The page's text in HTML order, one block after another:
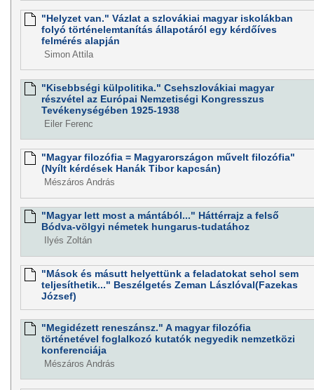
"Helyzet van." Vázlat a szlovákiai magyar iskolákban
folyó történelemtanítás állapotáról egy kérdőíves
felmérés alapján
Simon Attila
"Kisebbségi külpolitika." Csehszlovákiai magyar
részvétel az Európai Nemzetiségi Kongresszus
Tevékenységében 1925-1938
Eiler Ferenc
"Magyar filozófia = Magyarországon művelt filozófia"
(Nyílt kérdések Hanák Tibor kapcsán)
Mészáros András
"Magyar lett most a mántából..." Háttérrajz a felső
Bódva-völgyi németek hungarus-tudatához
Ilyés Zoltán
"Mások és másutt helyettünk a feladatokat sehol sem
teljesíthetik..." Beszélgetés Zeman Lászlóval(Fazekas
József)
"Megidézett reneszánsz." A magyar filozófia
történetével foglalkozó kutatók negyedik nemzetközi
konferenciája
Mészáros András